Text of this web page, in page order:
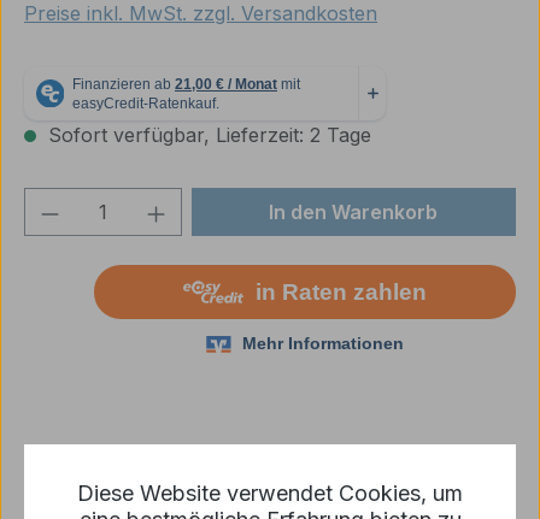
Preise inkl. MwSt. zzgl. Versandkosten
Sofort verfügbar, Lieferzeit: 2 Tage
Produkt Anzahl: Gib denIn den Warenkorb
Produktnummer:11122-WI
Diese Website verwendet Cookies, um